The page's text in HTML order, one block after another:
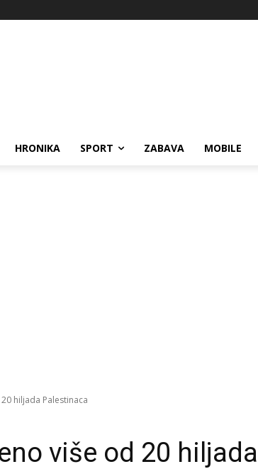
HRONIKA SPORT ZABAVA MOBILE
hiljada Palestinaca
više od 20 hiljada